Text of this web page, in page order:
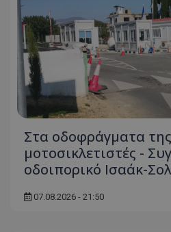
Στα οδοφράγματα
μοτοσικλετιστές -
οδοιπορικό Ισαάκ-
07.08.2026 - 21:50